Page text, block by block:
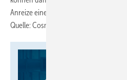
Anreize einer Modernisierung
Quelle: Cosmo / fl